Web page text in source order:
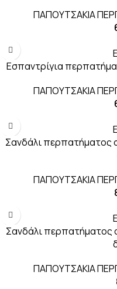
ΠΑΠΟΥΤΣΑΚΙΑ
Εσπαντρίγια
ΠΑΠΟΥΤΣΑΚΙΑ
Σανδάλι περπατήματος
ΠΑΠΟΥΤΣΑΚΙΑ
Σανδάλι περπατήματος
ΠΑΠΟΥΤΣΑΚΙΑ